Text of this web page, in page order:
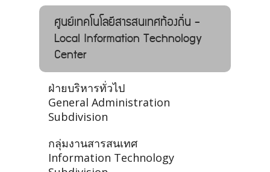
ศูนย์เทคโนโลยีสารสนเทศท้องถิ่น -
Local Information Technology
Center
ฝ่ายบริหารทั่วไป
General Administration
Subdivision
กลุ่มงานสารสนเทศ
Information Technology